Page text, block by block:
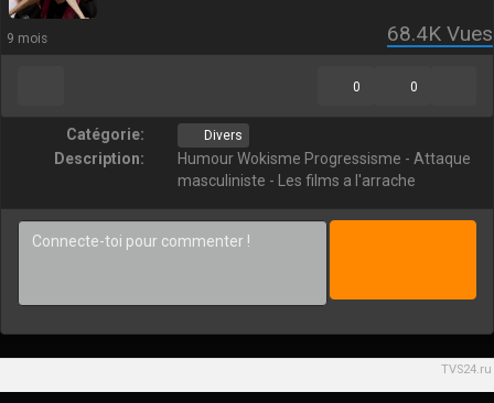
9 mois 68.4K Vues
0
0
Catégorie: Divers
Description:
Humour Wokisme Progressisme - Attaque
masculiniste - Les films a l'arrache
TVS24.ru